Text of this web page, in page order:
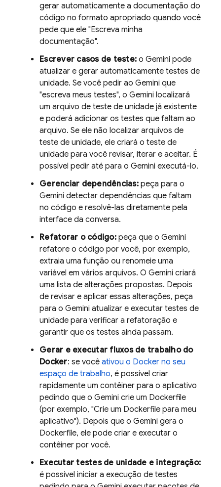
gerar automaticamente a documentação do
código no formato apropriado quando você
pede que ele "Escreva minha
documentação".
Escrever casos de teste: o Gemini pode
atualizar e gerar automaticamente testes de
unidade. Se você pedir ao Gemini que
"escreva meus testes", o Gemini localizará
um arquivo de teste de unidade já existente
e poderá adicionar os testes que faltam ao
arquivo. Se ele não localizar arquivos de
teste de unidade, ele criará o teste de
unidade para você revisar, iterar e aceitar. É
possível pedir até para o Gemini executá-lo.
Gerenciar dependências:peça para o
Gemini detectar dependências que faltam
no código e resolvê-las diretamente pela
interface da conversa.
Refatorar o código:peça que o Gemini
refatore o código por você, por exemplo,
extraia uma função ou renomeie uma
variável em vários arquivos. O Gemini criará
uma lista de alterações propostas. Depois
de revisar e aplicar essas alterações, peça
para o Gemini atualizar e executar testes de
unidade para verificar a refatoração e
garantir que os testes ainda passam.
Gerar e executar fluxos de trabalho do
Docker: se você ativou o Docker no seu
espaço de trabalho, é possível criar
rapidamente um contêiner para o aplicativo
pedindo que o Gemini crie um Dockerfile
(por exemplo, "Crie um Dockerfile para meu
aplicativo"). Depois que o Gemini gera o
Dockerfile, ele pode criar e executar o
contêiner por você.
Executar testes de unidade e integração:
é possível iniciar a execução de testes